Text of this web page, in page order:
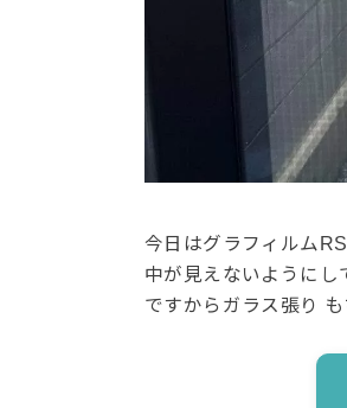
今日はグラフィルム
中が見えないようにし
ですからガラス張り